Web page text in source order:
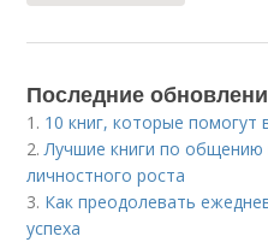
Последние
1. 10 книг, которые
2.Лучшие книги по общению
личностного роста
3. Как преодолевать
успеха